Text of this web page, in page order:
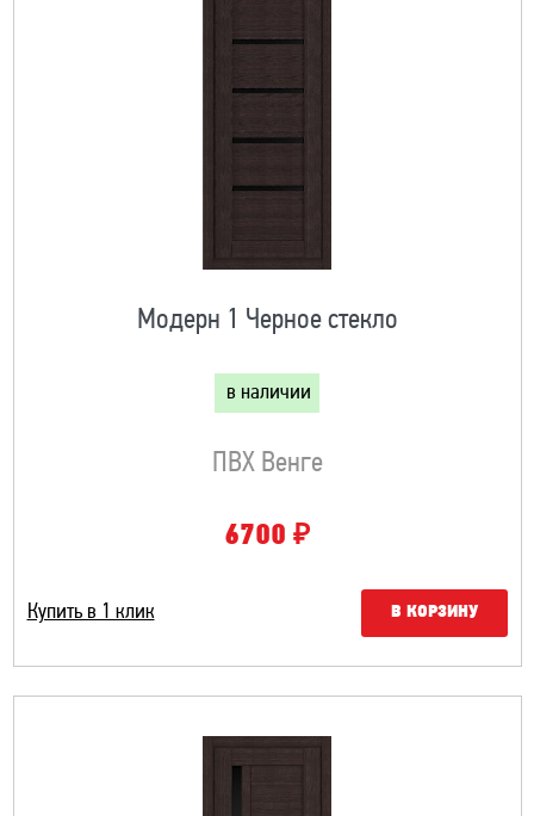
Модерн 1 Черное стекло
в наличии
ПВХ Венге
6700 ₽
Купить в 1 клик В КОРЗИНУ